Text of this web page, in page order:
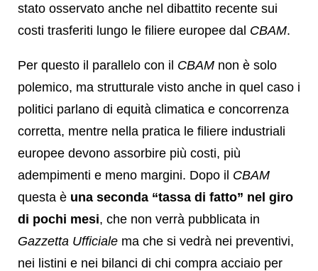
stato osservato anche nel dibattito recente sui
costi trasferiti lungo le filiere europee dal CBAM.
Per questo il parallelo con il CBAM non è solo
polemico, ma strutturale visto anche in quel caso i
politici parlano di equità climatica e concorrenza
corretta, mentre nella pratica le filiere industriali
europee devono assorbire più costi, più
adempimenti e meno margini. Dopo il CBAM
questa è una seconda “tassa di fatto” nel giro
di pochi mesi, che non verrà pubblicata in
Gazzetta Ufficiale ma che si vedrà nei preventivi,
nei listini e nei bilanci di chi compra acciaio per